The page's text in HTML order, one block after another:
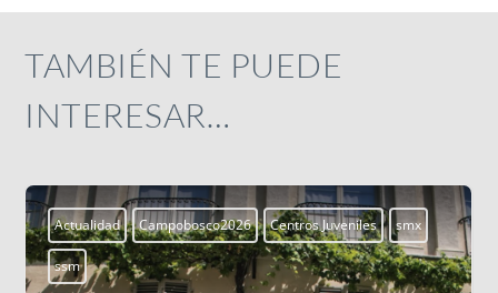
TAMBIÉN TE PUEDE
INTERESAR…
Actualidad Campobosco2026 Centros Juveniles smx
ssm